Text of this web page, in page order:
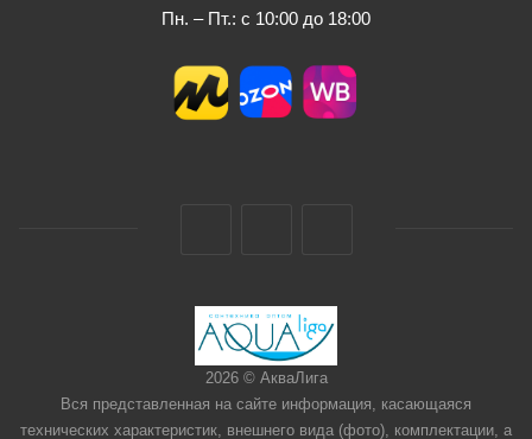
Пн. – Пт.: с 10:00 до 18:00
2026 © АкваЛига
Вся представленная на сайте информация, касающаяся
технических характеристик, внешнего вида (фото), комплектации, а